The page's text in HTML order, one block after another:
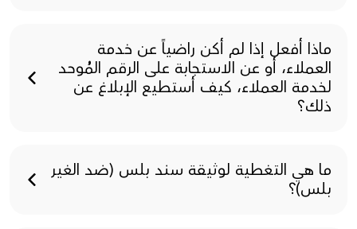
ماذا أفعل إذا لم أكن راضياً عن خدمة
العملاء، أو عن الاستجابة على الرقم المُوحد
لخدمة العملاء، كيف أستطيع الإبلاغ عن
ذلك؟
ما هي التغطية لوثيقة سند بلس (ضد الغير
بلس)؟